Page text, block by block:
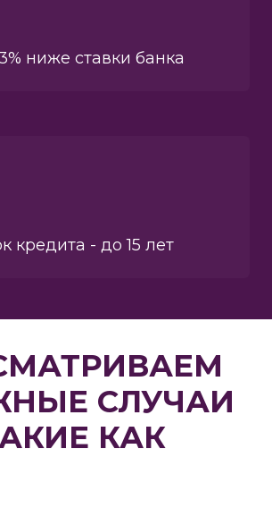
ниже ставки банка
кредита - до 15 лет
СЛУЧАИ
КАК